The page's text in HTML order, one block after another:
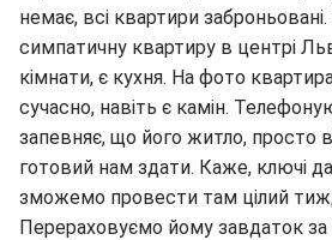
немає, всі квартири
симпатичну квартиру в центрі
кімнати, є кухня. На фото
сучасно, навіть є камін.
запевняє, що його житло, просто
готовий нам здати. Каже, ключі
зможемо провести там цілий
Перераховуємо йому завдаток